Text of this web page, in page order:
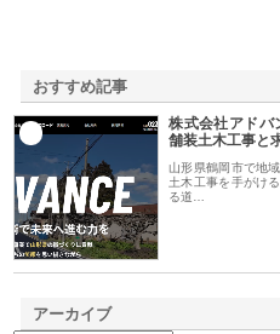
おすすめ記事
株式会社アドバ
舗装土木工事と
山形県鶴岡市で地
土木工事を手がけ
る道…
アーカイブ